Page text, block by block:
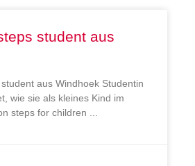
student aus
aus Windhoek Studentin
wie sie als kleines Kind im
steps for children